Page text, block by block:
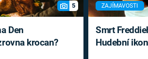
5
Den
krocan?
ZAJÍMAVOSTI
Smrt
Hudební